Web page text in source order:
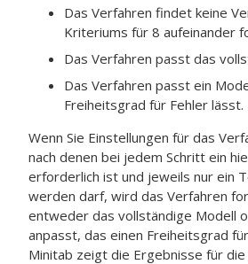
Das Verfahren findet keine
Kriteriums für 8 aufeinander
Das Verfahren passt das
Das Verfahren passt ein
Freiheitsgrad für Fehler lässt.
Wenn Sie Einstellungen für das
nach denen bei jedem Schritt ein
erforderlich ist und jeweils nur ein
werden darf, wird das Verfahren
entweder das vollständige Modell
anpasst, das einen Freiheitsgrad
Minitab zeigt die Ergebnisse für die